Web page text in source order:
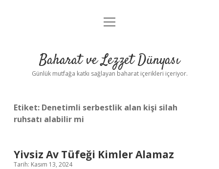
Anasayfa
Yasal Uyarı
menüyü
Baharat ve Lezzet Dünyası
Günlük mutfağa katkı sağlayan baharat içerikleri içeriyor.
Etiket: Denetimli serbestlik alan kişi silah
ruhsatı alabilir mi
Yivsiz Av Tüfeği Kimler Alamaz
Tarih: Kasım 13, 2024